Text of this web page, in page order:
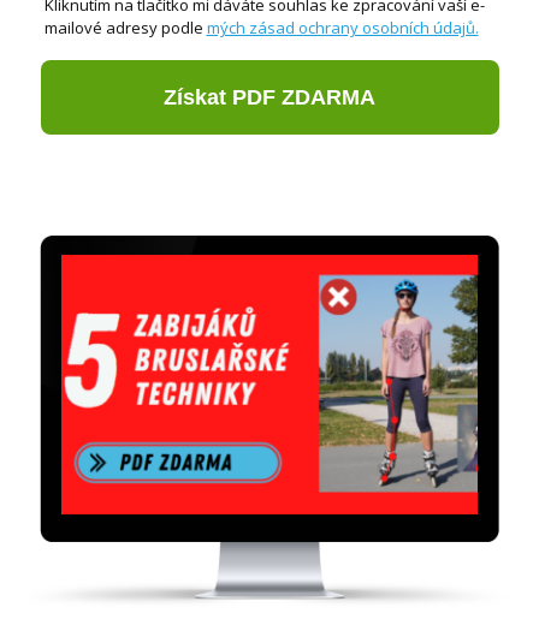
Kliknutím na tlačítko mi dáváte souhlas ke zpracování vaší e-
mailové adresy podle mých zásad ochrany osobních údajů.
Získat PDF ZDARMA